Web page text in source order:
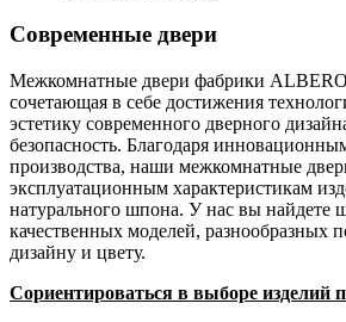
Современные двери
Межкомнатные двери фабрики
сочетающая в себе достижения
эстетику современного дверного
безопасность. Благодаря
производства, наши межкомнатные
эксплуатационным характеристикам
натурального шпона. У нас вы найдете
качественных моделей, разнообразных
дизайну и цвету.
Сориентироваться в выборе изделий